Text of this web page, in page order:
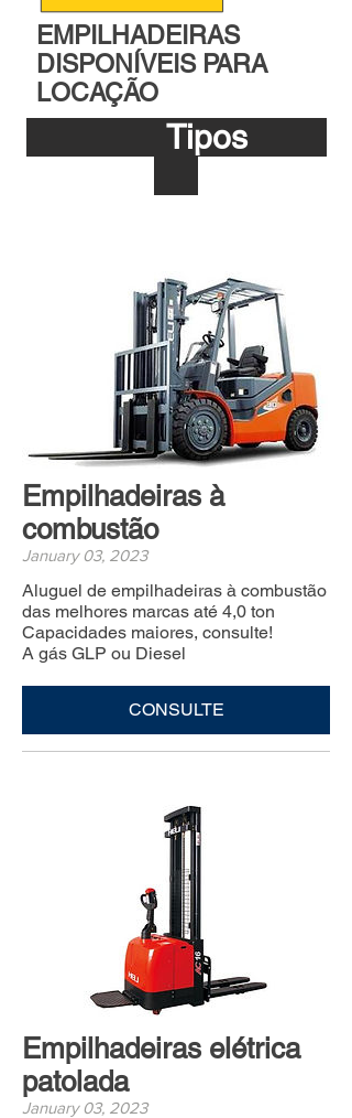
EMPILHADEIRAS
DISPONÍVEIS PARA
LOCAÇÃO
Tipos
Empilhadeiras à
combustão
January 03, 2023
Aluguel de empilhadeiras à combustão
das melhores marcas até 4,0 ton
Capacidades maiores, consulte!
A gás GLP ou Diesel
CONSULTE
Empilhadeiras elétrica
patolada
January 03, 2023